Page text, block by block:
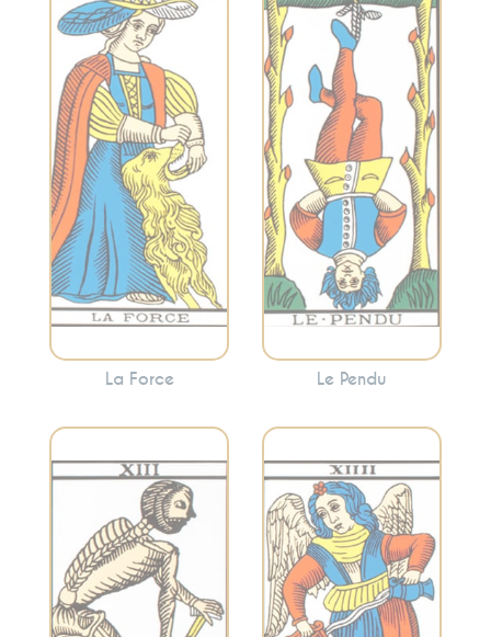
Symbolise la force
intérieure, le
courage et la
maîtrise de soi. La
Force invite à
canaliser vos
énergies pour
surmonter les
obstacles avec
douceur.
La Force
Représente le
lâcher-prise, la
suspension et une
nouvelle
perspective. Cette
carte encourage
souvent à voir les
choses sous un
angle différent et à
abandonner ce qui
ne sert plus.
Le Pendu
Incarne la
transformation, la
fin des cycles et le
renouveau. Cette
carte annonce
Évoque l’équilibre,
l’harmonie et la
modération. La
Tempérance
encourage à
trouver le juste